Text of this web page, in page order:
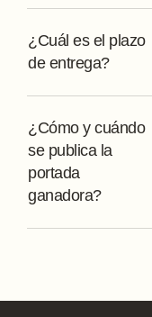
¿Cuál es el plazo
de entrega?
¿Cómo y cuándo
se publica la
portada
ganadora?